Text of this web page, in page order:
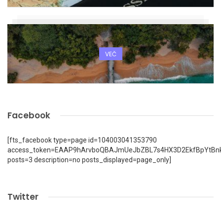
VEČ
Facebook
[fts_facebook type=page id=104003041353790
posts=3 description=no posts_displayed=page_only]
Twitter